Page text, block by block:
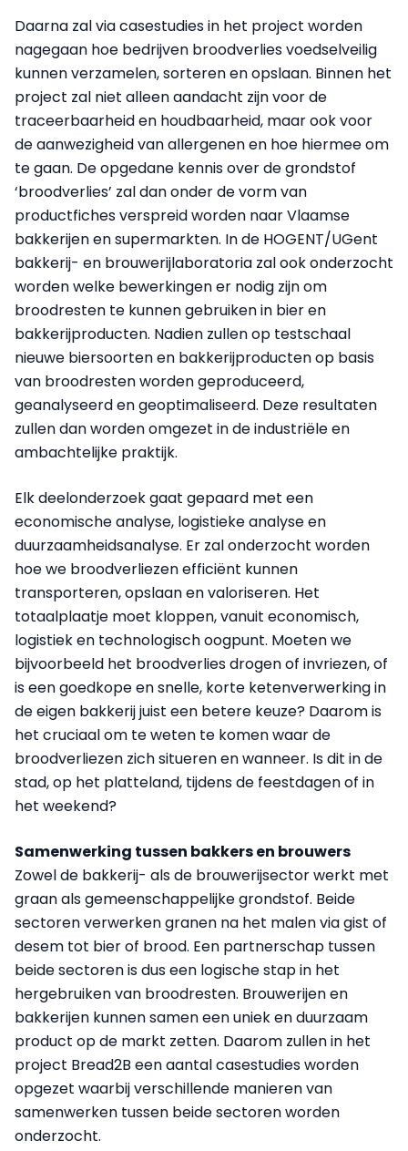
Daarna zal via casestudies in het project worden
nagegaan hoe bedrijven broodverlies voedselveilig
kunnen verzamelen, sorteren en opslaan. Binnen het
project zal niet alleen aandacht zijn voor de
traceerbaarheid en houdbaarheid, maar ook voor
de aanwezigheid van allergenen en hoe hiermee om
te gaan. De opgedane kennis over de grondstof
‘broodverlies’ zal dan onder de vorm van
productfiches verspreid worden naar Vlaamse
bakkerijen en supermarkten. In de HOGENT/UGent
bakkerij- en brouwerijlaboratoria zal ook onderzocht
worden welke bewerkingen er nodig zijn om
broodresten te kunnen gebruiken in bier en
bakkerijproducten. Nadien zullen op testschaal
nieuwe biersoorten en bakkerijproducten op basis
van broodresten worden geproduceerd,
geanalyseerd en geoptimaliseerd. Deze resultaten
zullen dan worden omgezet in de industriële en
ambachtelijke praktijk.
Elk deelonderzoek gaat gepaard met een
economische analyse, logistieke analyse en
duurzaamheidsanalyse. Er zal onderzocht worden
hoe we broodverliezen efficiënt kunnen
transporteren, opslaan en valoriseren. Het
totaalplaatje moet kloppen, vanuit economisch,
logistiek en technologisch oogpunt. Moeten we
bijvoorbeeld het broodverlies drogen of invriezen, of
is een goedkope en snelle, korte ketenverwerking in
de eigen bakkerij juist een betere keuze? Daarom is
het cruciaal om te weten te komen waar de
broodverliezen zich situeren en wanneer. Is dit in de
stad, op het platteland, tijdens de feestdagen of in
het weekend?
Samenwerking tussen bakkers en brouwers
Zowel de bakkerij- als de brouwerijsector werkt met
graan als gemeenschappelijke grondstof. Beide
sectoren verwerken granen na het malen via gist of
desem tot bier of brood. Een partnerschap tussen
beide sectoren is dus een logische stap in het
hergebruiken van broodresten. Brouwerijen en
bakkerijen kunnen samen een uniek en duurzaam
product op de markt zetten. Daarom zullen in het
project Bread2B een aantal casestudies worden
opgezet waarbij verschillende manieren van
samenwerken tussen beide sectoren worden
onderzocht.